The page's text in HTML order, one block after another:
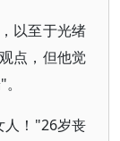
以至于光绪
点，但他觉
人！"26岁丧